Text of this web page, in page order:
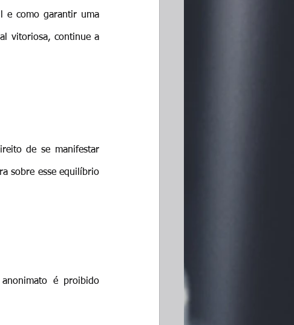
e como garantir uma
vitoriosa, continue a
de se manifestar
sobre esse equilíbrio
é proibido